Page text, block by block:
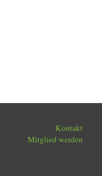
Kontakt
Mitglied werden